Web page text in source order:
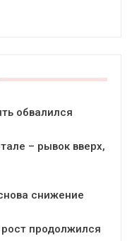
обвалился
– рывок вверх,
снижение
продолжился